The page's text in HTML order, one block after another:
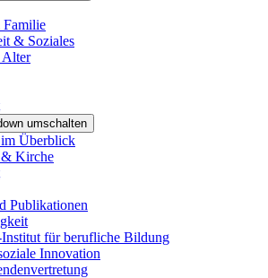
Familie
& Soziales
Alter
umschalten
Überblick
Kirche
Publikationen
für berufliche Bildung
Innovation